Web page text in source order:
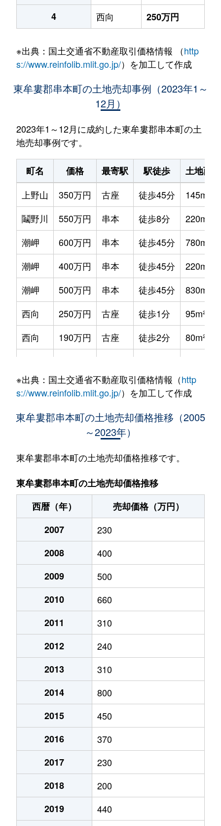
4
西向 250万円
※出典：国土交通省不動産取引価格情報 （http
s://www.reinfolib.mlit.go.jp/）を加工して作成
東牟婁郡串本町の土地売却事例（2023年1～
12月）
2023年1～12月に成約した東牟婁郡串本町の土
地売却事例です。
町名 価格 最寄駅 駅徒歩
土地面積
上野山
350万円 古座 徒歩45分
145m²
鬮野川
550万円 串本 徒歩8分
220m²
潮岬
600万円 串本 徒歩45分
780m²
潮岬
400万円 串本 徒歩45分
220m²
潮岬
500万円 串本 徒歩45分
830m²
西向
250万円 古座 徒歩1分
95m²
西向
190万円 古座 徒歩2分
80m²
※出典：国土交通省不動産取引価格情報（http
s://www.reinfolib.mlit.go.jp/）を加工して作成
東牟婁郡串本町の土地売却価格推移（2005
～2023年）
東牟婁郡串本町の土地売却価格推移です。
東牟婁郡串本町の土地売却価格推移
西暦（年）
売却価格（万円）
2007
230
2008
400
2009
500
2010
660
2011
310
2012
240
2013
310
2014
800
2015
450
2016
370
2017
230
2018
200
2019
440